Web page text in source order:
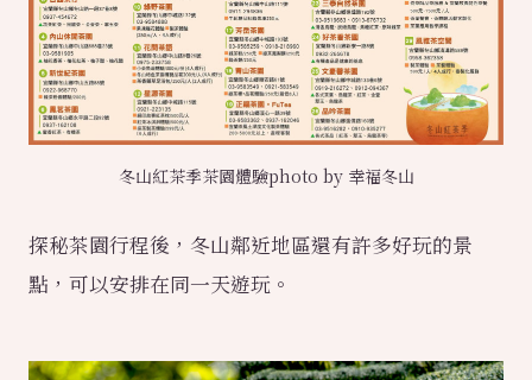
冬山紅茶季茶園體驗photo by 幸福冬山
探秘茶園行程後，冬山鄰近地區還有許多好玩的景
點，可以安排在同一天遊玩。